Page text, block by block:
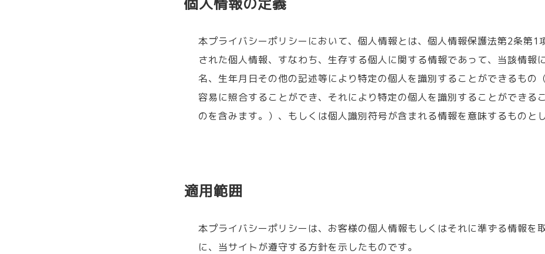
本プライバシーポリシーにおいて、個人情報とは、個人情報保護法第2条第1
された個人情報、すなわち、生存する個人に関する情報であって、当該情報
名、生年月日その他の記述等により特定の個人を識別することができるもの
容易に照合することができ、それにより特定の個人を識別することができる
のを含みます。）、もしくは個人識別符号が含まれる情報を意味するものとし
適用範囲
本プライバシーポリシーは、お客様の個人情報もしくはそれに準ずる情報を
に、当サイトが遵守する方針を示したものです。